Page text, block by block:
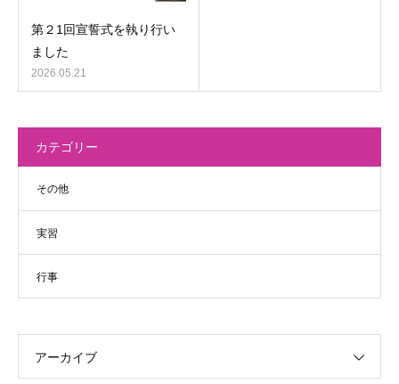
第２1回宣誓式を執り行い
ました
2026.05.21
カテゴリー
その他
実習
行事
アーカイブ